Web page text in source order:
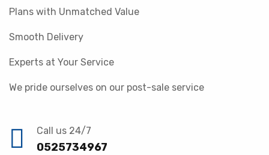
Plans with Unmatched Value
Smooth Delivery
Experts at Your Service
We pride ourselves on our post-sale service
Call us 24/7
0525734967